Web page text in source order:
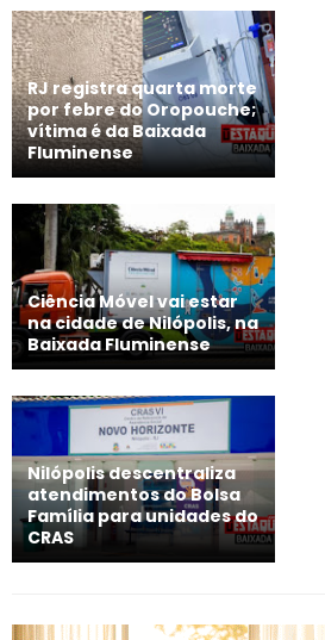
RJ registra quarta morte
por febre do Oropouche;
vítima é da Baixada
Fluminense
Ciência Móvel vai estar
na cidade de Nilópolis, na
Baixada Fluminense
Nilópolis descentraliza
atendimentos do Bolsa
Família para unidades do
CRAS